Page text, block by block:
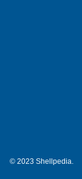
© 2023 Shellpedia.